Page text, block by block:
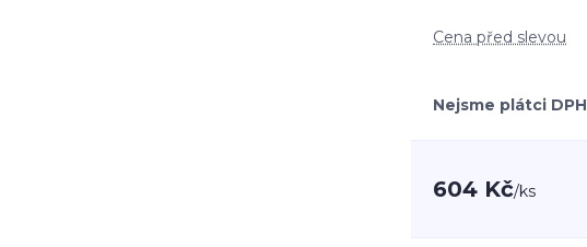
Cena před slevou
Nejsme plátci DPH
604 Kč/ks